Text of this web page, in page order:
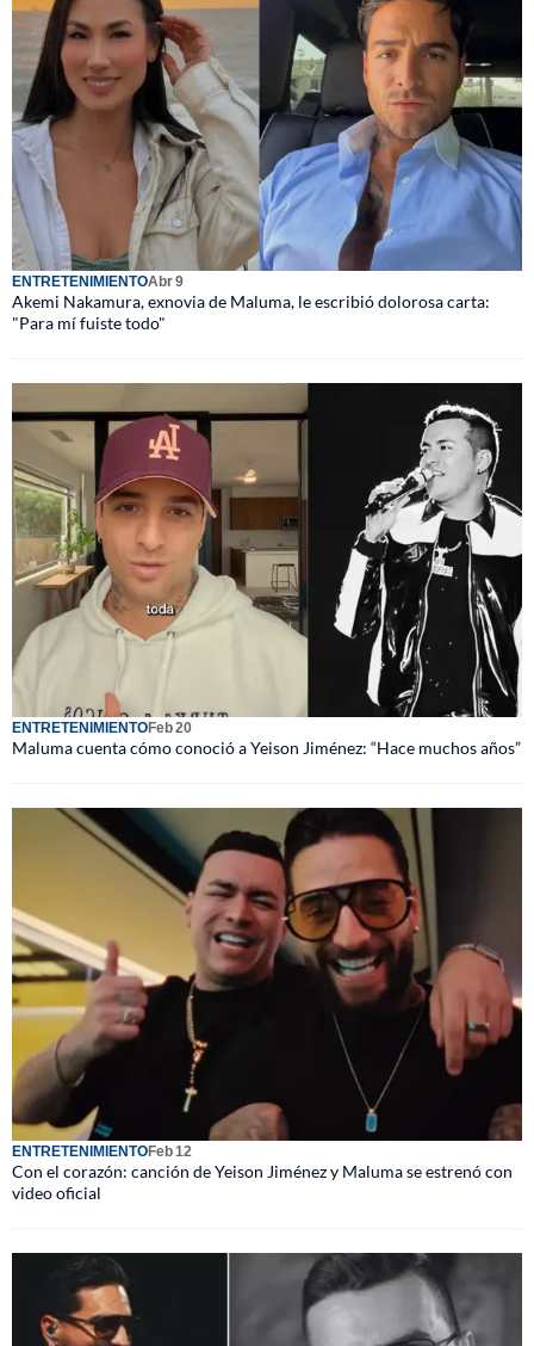
ENTRETENIMIENTOAbr 9
Akemi Nakamura, exnovia de Maluma, le escribió dolorosa carta:
"Para mí fuiste todo"
ENTRETENIMIENTOFeb 20
Maluma cuenta cómo conoció a Yeison Jiménez: “Hace muchos años”
ENTRETENIMIENTOFeb 12
Con el corazón: canción de Yeison Jiménez y Maluma se estrenó con
video oficial